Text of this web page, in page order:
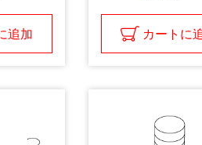
追加 カートに